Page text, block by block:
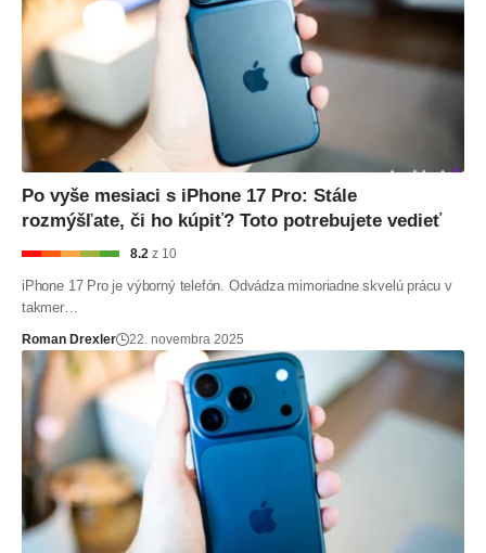
Po vyše mesiaci s iPhone 17 Pro: Stále
rozmýšľate, či ho kúpiť? Toto potrebujete vedieť
8.2 z 10
iPhone 17 Pro je výborný telefón. Odvádza mimoriadne skvelú prácu v
takmer…
Roman Drexler 22. novembra 2025